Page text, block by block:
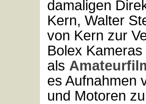
damaligen
Kern, Walter
von Kern zur
Bolex
als
es Aufnahmen
und Motoren